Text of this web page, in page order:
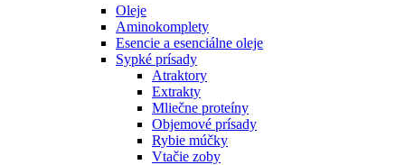
Oleje
Aminokomplety
Esencie a esenciálne oleje
Sypké prísady
Atraktory
Extrakty
Mliečne proteíny
Objemové prísady
Rybie múčky
Vtačie zoby